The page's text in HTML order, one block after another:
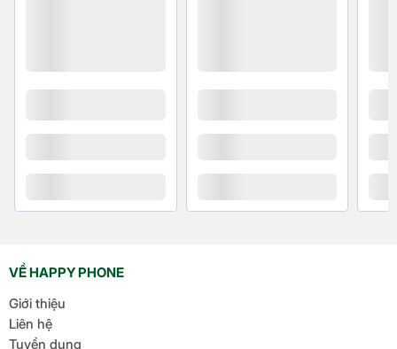
VỀ HAPPY PHONE
Giới thiệu
Liên hệ
Tuyển dụng